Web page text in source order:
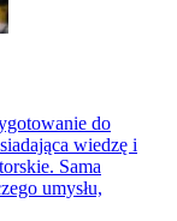
do
wiedzę i
Sama
umysłu,